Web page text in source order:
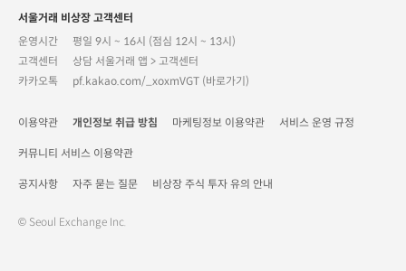
서울거래 비상장 고객센터
운영시간
평일 9시 ~ 16시 (점심 12시 ~ 13시)
고객센터
상담 서울거래 앱 > 고객센터
카카오톡
pf.kakao.com/_xoxmVGT (바로가기)
이용약관 개인정보 취급 방침 마케팅정보 이용약관 서비스 운영 규정
커뮤니티 서비스 이용약관
공지사항 자주 묻는 질문 비상장 주식 투자 유의 안내
© Seoul Exchange Inc.